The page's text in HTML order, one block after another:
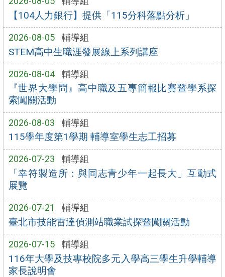
【104人力銀行】提供「115分科落點分析」
2026-08-05 輔導組
STEM高中生職涯發展線上系列講座
2026-08-04 輔導組
『世界大學問』高中職及五專簡報比賽暨學系探
索闖關活動
2026-08-03 輔導組
115學年度第1學期 輔導室學生志工招募
2026-07-23 輔導組
「幸符製造所：與同志青少年一起長大」互動式
展覽
2026-07-21 輔導組
臺北市技能雷達偵測站職業試探暨闖關活動
2026-07-15 輔導組
116年大學及技專校院多元入學高三學生升學輔導
家長說明會